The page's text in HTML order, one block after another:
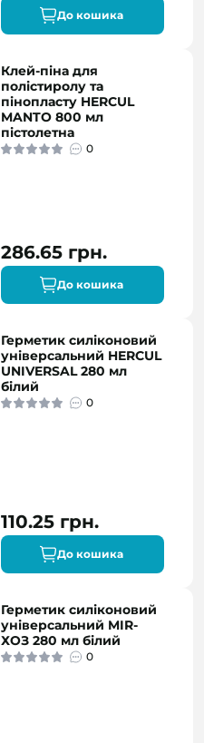
До кошика
Клей-піна для
полістиролу та
пінопласту HERCUL
MANTO 800 мл
пістолетна
0
286.65 грн.
До кошика
Герметик силіконовий
універсальний HERCUL
UNIVERSAL 280 мл
білий
0
110.25 грн.
До кошика
Герметик силіконовий
універсальний MIR-
ХОЗ 280 мл білий
0